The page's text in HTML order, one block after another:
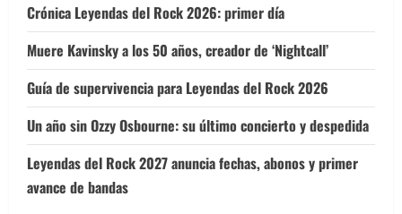
Crónica Leyendas del Rock 2026: primer día
Muere Kavinsky a los 50 años, creador de ‘Nightcall’
Guía de supervivencia para Leyendas del Rock 2026
Un año sin Ozzy Osbourne: su último concierto y despedida
Leyendas del Rock 2027 anuncia fechas, abonos y primer
avance de bandas